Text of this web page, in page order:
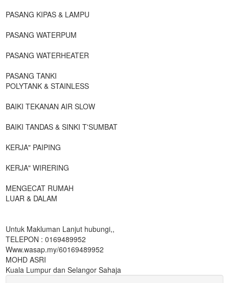
PASANG KIPAS & LAMPU
PASANG WATERPUM
PASANG WATERHEATER
PASANG TANKI
POLYTANK & STAINLESS
BAIKI TEKANAN AIR SLOW
BAIKI TANDAS & SINKI T'SUMBAT
KERJA" PAIPING
KERJA" WIRERING
MENGECAT RUMAH
LUAR & DALAM
Untuk Makluman Lanjut hubungi,,
TELEPON : 0169489952
Www.wasap.my/60169489952
MOHD ASRI
Kuala Lumpur dan Selangor Sahaja